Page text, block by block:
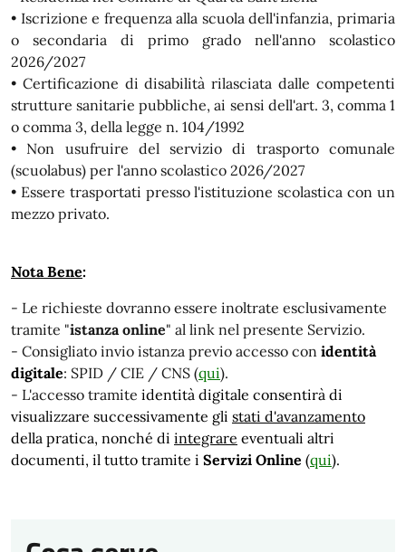
• Iscrizione e frequenza alla scuola dell'infanzia, primaria
o secondaria di primo grado nell'anno scolastico
2026/2027
• Certificazione di disabilità rilasciata dalle competenti
strutture sanitarie pubbliche, ai sensi dell'art. 3, comma 1
o comma 3, della legge n. 104/1992
• Non usufruire del servizio di trasporto comunale
(scuolabus) per l'anno scolastico 2026/2027
• Essere trasportati presso l'istituzione scolastica con un
mezzo privato.
Nota Bene:
- Le richieste dovranno essere inoltrate esclusivamente
tramite "istanza online" al link nel presente Servizio.
- Consigliato invio istanza previo accesso con identità
digitale: SPID / CIE / CNS (qui).
- L'accesso tramite identità digitale consentirà di
visualizzare successivamente gli stati d'avanzamento
della pratica, nonché di integrare eventuali altri
documenti, il tutto tramite i Servizi Online (qui).